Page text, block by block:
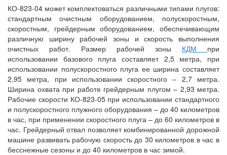
КО-823-04 может комплектоваться различными типами плугов:
стандартным очистным оборудованием, полускоростным,
скоростным, грейдерным оборудованием, обеспечивающим
различную ширину рабочей зоны и скорость выполнения
очистных работ. Размер рабочей зоны КДМ при
использовании базового плуга составляет 2,5 метра, при
использовании полускоростного плуга ее ширина составляет
2,95 метра, при использовании скоростного – 2,7 метра.
Ширина охвата при работе грейдерным плугом – 2,93 метра.
Рабочие скорости КО-823-05 при использовании стандартного
и полускоростного плужного оборудования – до 40 километров
в час, при применении скоростного плуга – до 60 километров в
час. Грейдерный отвал позволяет комбинированной дорожной
машине развивать рабочую скорость до 30 километров в час в
бесснежные сезоны и до 40 километров в час зимой.